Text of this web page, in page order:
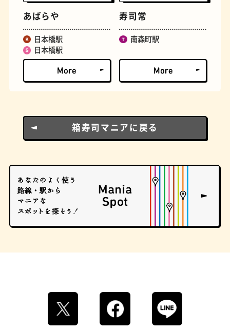
ジューススタンド
文房具
あばらや
日本橋駅
日本橋駅
寿司常
南森町駅
箱寿司マニアに戻る